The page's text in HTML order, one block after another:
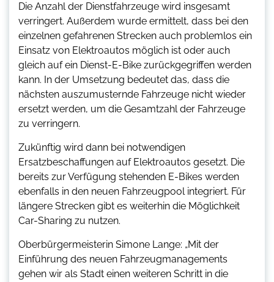
Die Anzahl der Dienstfahrzeuge wird insgesamt
verringert. Außerdem wurde ermittelt, dass bei den
einzelnen gefahrenen Strecken auch problemlos ein
Einsatz von Elektroautos möglich ist oder auch
gleich auf ein Dienst-E-Bike zurückgegriffen werden
kann. In der Umsetzung bedeutet das, dass die
nächsten auszumusternde Fahrzeuge nicht wieder
ersetzt werden, um die Gesamtzahl der Fahrzeuge
zu verringern.
Zukünftig wird dann bei notwendigen
Ersatzbeschaffungen auf Elektroautos gesetzt. Die
bereits zur Verfügung stehenden E-Bikes werden
ebenfalls in den neuen Fahrzeugpool integriert. Für
längere Strecken gibt es weiterhin die Möglichkeit
Car-Sharing zu nutzen.
Oberbürgermeisterin Simone Lange: „Mit der
Einführung des neuen Fahrzeugmanagements
gehen wir als Stadt einen weiteren Schritt in die